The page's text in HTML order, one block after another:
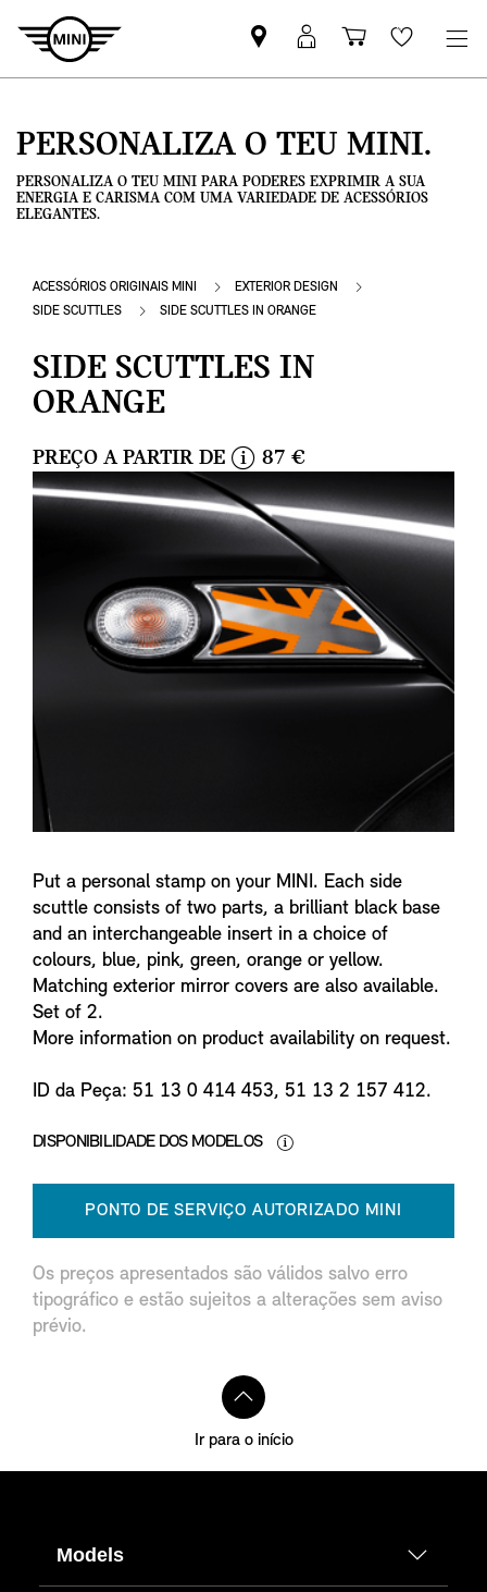
Pesquisar
parceiro
Iniciar
sessão
Carrinho
de
Wishlist
PERSONALIZA O TEU MINI.
PERSONALIZA O TEU MINI PARA PODERES EXPRIMIR A SUA
ENERGIA E CARISMA COM UMA VARIEDADE DE ACESSÓRIOS
ELEGANTES.
ACESSÓRIOS ORIGINAIS MINI
EXTERIOR DESIGN
SIDE SCUTTLES
SIDE SCUTTLES IN ORANGE
SIDE SCUTTLES IN
ORANGE
PREÇO A PARTIR DE
i
n
f
o
87 €
Put a personal stamp on your MINI. Each side
scuttle consists of two parts, a brilliant black base
and an interchangeable insert in a choice of
colours, blue, pink, green, orange or yellow.
Matching exterior mirror covers are also available.
Set of 2.
More information on product availability on request.
ID da Peça: 51 13 0 414 453, 51 13 2 157 412.
DISPONIBILIDADE DOS MODELOS
PONTO DE SERVIÇO AUTORIZADO MINI
Os preços apresentados são válidos salvo erro
tipográfico e estão sujeitos a alterações sem aviso
prévio.
Ir para o início
Models